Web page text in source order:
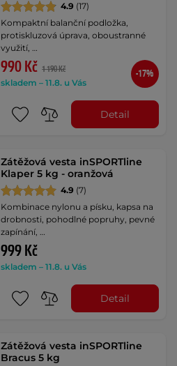
4.9 (17)
Kompaktní balanční podložka,
protiskluzová úprava, oboustranné
využití, …
990 Kč 1 190 Kč
skladem – 11.8. u Vás
-17%
Detail
Zátěžová vesta inSPORTline
Klaper 5 kg - oranžová
4.9 (7)
Kombinace nylonu a písku, kapsa na
drobnosti, pohodlné popruhy, pevné
zapínání, …
999 Kč
skladem – 11.8. u Vás
Detail
Zátěžová vesta inSPORTline
Bracus 5 kg